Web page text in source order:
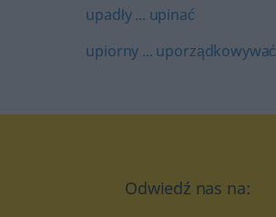
upadły ... upinać
upiorny ... uporządkowywać
Odwiedź nas na: